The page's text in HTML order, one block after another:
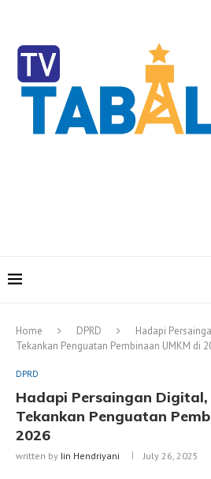
Home DPRD
Hadapi
Tekankan Penguatan Pembinaan UMKM di
DPRD
Hadapi Persaingan Digital,
Tekankan Penguatan
2026
written by Iin Hendriyani July 26, 2025